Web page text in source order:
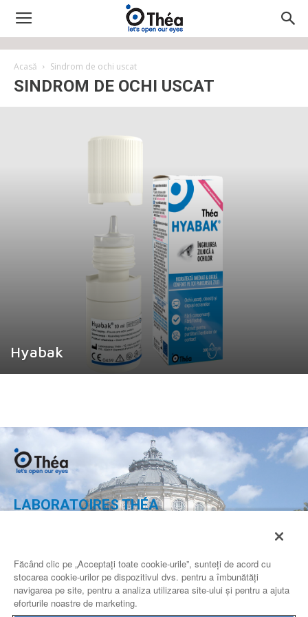
Acasă Sindrom de ochi uscat
SINDROM DE OCHI USCAT
Hyabak
LABORATOIRES THÉA
Sector 5 Bucuresti
ROMANIA
Făcând clic pe „Acceptați toate cookie-urile”, sunteți de acord cu
stocarea cookie-urilor pe dispozitivul dvs. pentru a îmbunătăți
navigarea pe site, pentru a analiza utilizarea site-ului și pentru a ajuta
eforturile noastre de marketing.